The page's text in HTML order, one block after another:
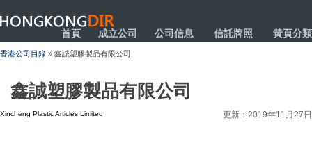
HONGKONGDIR
首頁 成立公司 公司信息 信託牌照 黃頁分類
香港公司目錄 » 鑫誠塑膠製品有限公司
鑫誠塑膠製品有限公司
Xincheng Plastic Articles Limited 更新：2019年11月27日